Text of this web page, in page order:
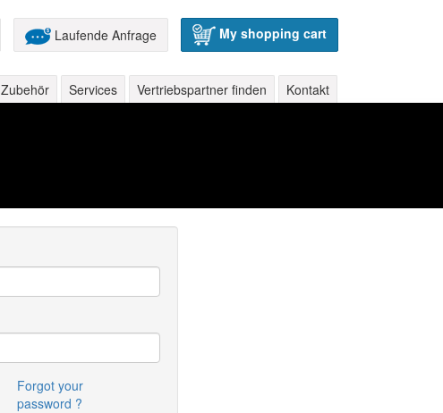
Laufende Anfrage My shopping cart
Zubehör Services Vertriebspartner finden Kontakt
Forgot your
password ?